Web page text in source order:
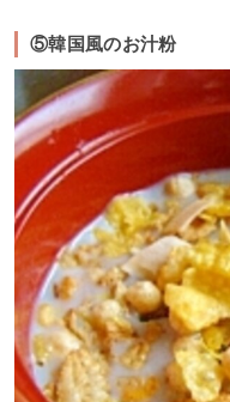
⑤韓国風のお汁粉